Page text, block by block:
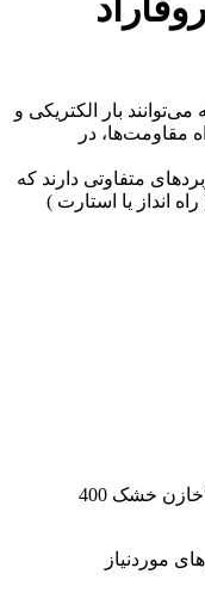
بار الکتریکی و
مقاومت‌ها، در
متفاوتی دارند که
انداز یا استارت )
اولین کسی باشید که دیدگاهی می نویسد “خازن خشک 400
موردنیاز